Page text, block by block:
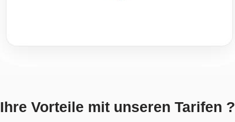
Ihre Vorteile mit unseren Tarifen ?